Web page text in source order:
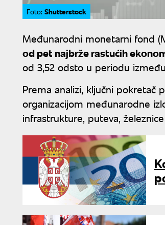
Foto: Shutterstock
Međunarodni monetarni fond
od pet najbrže rastućih
od 3,52 odsto u periodu
Prema analizi, ključni pokretač
organizacijom međunarodne
infrastrukture, puteva,